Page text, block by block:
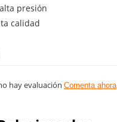
presión
calidad
hay evaluación Comenta ahora